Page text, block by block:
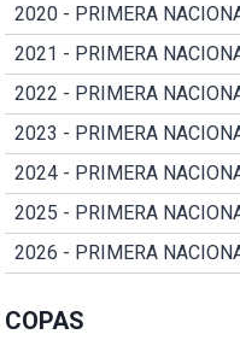
2020 - PRIMERA
2021 - PRIMERA
2022 - PRIMERA
2023 - PRIMERA
2024 - PRIMERA
2025 - PRIMERA
2026 - PRIMERA
COPAS